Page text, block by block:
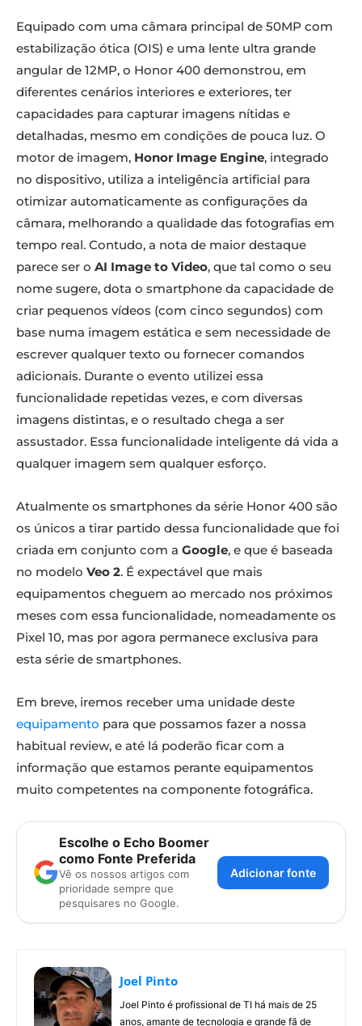
Equipado com uma câmara principal de 50MP com
estabilização ótica (OIS) e uma lente ultra grande
angular de 12MP, o Honor 400 demonstrou, em
diferentes cenários interiores e exteriores, ter
capacidades para capturar imagens nítidas e
detalhadas, mesmo em condições de pouca luz. O
motor de imagem, Honor Image Engine, integrado
no dispositivo, utiliza a inteligência artificial para
otimizar automaticamente as configurações da
câmara, melhorando a qualidade das fotografias em
tempo real. Contudo, a nota de maior destaque
parece ser o AI Image to Video, que tal como o seu
nome sugere, dota o smartphone da capacidade de
criar pequenos vídeos (com cinco segundos) com
base numa imagem estática e sem necessidade de
escrever qualquer texto ou fornecer comandos
adicionais. Durante o evento utilizei essa
funcionalidade repetidas vezes, e com diversas
imagens distintas, e o resultado chega a ser
assustador. Essa funcionalidade inteligente dá vida a
qualquer imagem sem qualquer esforço.
Atualmente os smartphones da série Honor 400 são
os únicos a tirar partido dessa funcionalidade que foi
criada em conjunto com a Google, e que é baseada
no modelo Veo 2. É expectável que mais
equipamentos cheguem ao mercado nos próximos
meses com essa funcionalidade, nomeadamente os
Pixel 10, mas por agora permanece exclusiva para
esta série de smartphones.
Em breve, iremos receber uma unidade deste
equipamento para que possamos fazer a nossa
habitual review, e até lá poderão ficar com a
informação que estamos perante equipamentos
muito competentes na componente fotográfica.
Escolhe o Echo Boomer
como Fonte Preferida
Vê os nossos artigos com
prioridade sempre que
pesquisares no Google.
Adicionar fonte
Joel Pinto
Joel Pinto é profissional de TI há mais de 25
anos, amante de tecnologia e grande fã de